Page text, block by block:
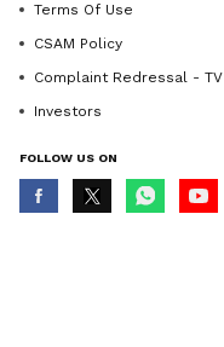
Terms Of Use
CSAM Policy
Complaint Redressal - TV
Investors
FOLLOW US ON